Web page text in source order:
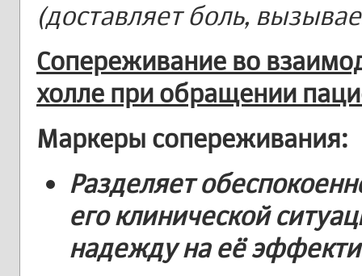
(доставляет боль,
Сопереживание во
холле при обращении
Маркеры сопереживания:
Разделяет
его клинической
надежду на её